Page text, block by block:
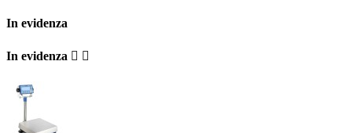
In evidenza
In evidenza  